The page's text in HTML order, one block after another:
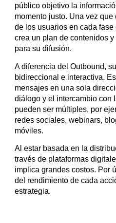
público objetivo la
momento justo. Una vez
de los usuarios en cada
crea un plan de contenidos
para su difusión.
A diferencia del Outbound,
bidireccional e interactiva.
mensajes en una sola
diálogo y el intercambio con
pueden ser múltiples, por
redes sociales, webinars,
móviles.
Al estar basada en la
través de plataformas
implica grandes costos. Por
del rendimiento de cada
estrategia.